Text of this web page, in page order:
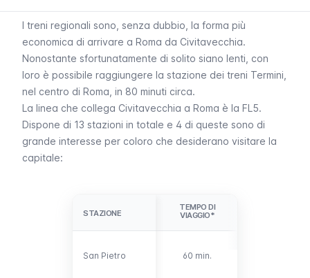
I treni regionali sono, senza dubbio, la forma più
economica di arrivare a Roma da Civitavecchia.
Nonostante sfortunatamente di solito siano lenti, con
loro è possibile raggiungere la stazione dei treni Termini,
nel centro di Roma, in 80 minuti circa.
La linea che collega Civitavecchia a Roma è la FL5.
Dispone di 13 stazioni in totale e 4 di queste sono di
grande interesse per coloro che desiderano visitare la
capitale:
STAZIONE
San Pietro
STAZIONE
TEMPO DI
VIAGGIO*
San Pietro 60 min.